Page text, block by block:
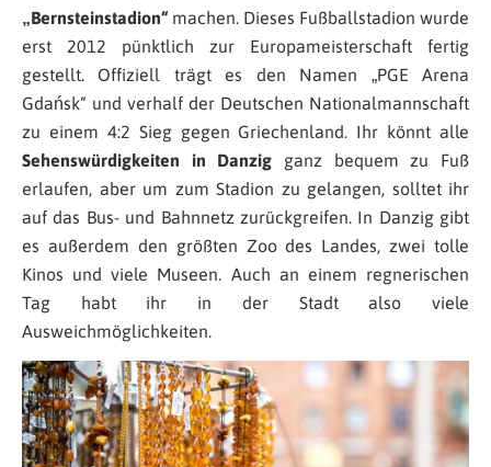
„Bernsteinstadion“ machen. Dieses Fußballstadion wurde
erst 2012 pünktlich zur Europameisterschaft fertig
gestellt. Offiziell trägt es den Namen „PGE Arena
Gdańsk“ und verhalf der Deutschen Nationalmannschaft
zu einem 4:2 Sieg gegen Griechenland. Ihr könnt alle
Sehenswürdigkeiten in Danzig ganz bequem zu Fuß
erlaufen, aber um zum Stadion zu gelangen, solltet ihr
auf das Bus- und Bahnnetz zurückgreifen. In Danzig gibt
es außerdem den größten Zoo des Landes, zwei tolle
Kinos und viele Museen. Auch an einem regnerischen
Tag habt ihr in der Stadt also viele
Ausweichmöglichkeiten.